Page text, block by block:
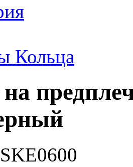
Кольца
SKE0600